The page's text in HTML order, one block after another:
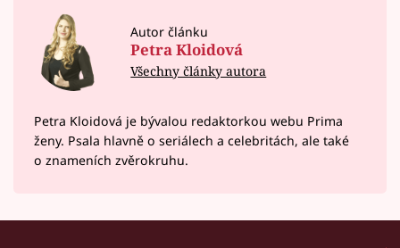
Autor článku
Petra Kloidová
Všechny články autora
Petra Kloidová je bývalou redaktorkou webu Prima
ženy. Psala hlavně o seriálech a celebritách, ale také
o znameních zvěrokruhu.